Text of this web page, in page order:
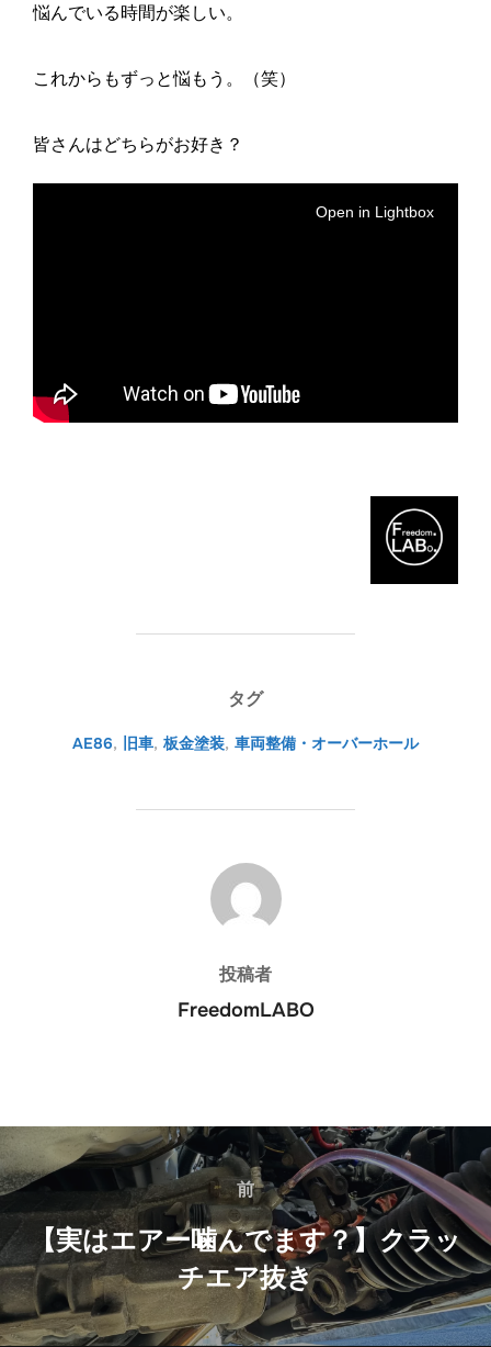
悩んでいる時間が楽しい。
これからもずっと悩もう。（笑）
皆さんはどちらがお好き？
Open in Lightbox
タグ
AE86, 旧車, 板金塗装, 車両整備・オーバーホール
投稿者
投稿者
FreedomLABO
投
稿
ナ
ビ
ゲ
前
前
【実はエアー噛んでます？】クラッ
チエア抜き